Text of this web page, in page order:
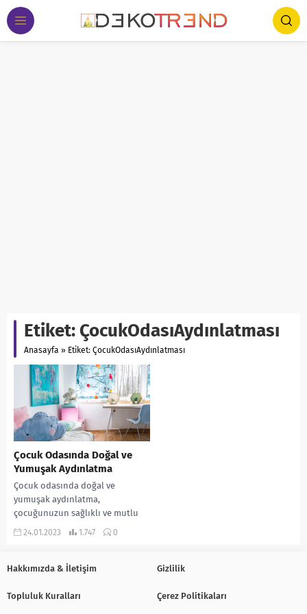
Etiket:ÇocukOdasıAydınlatması
Anasayfa » Etiket: ÇocukOdasıAydınlatması
Çocuk Odasında Doğal ve
Yumuşak Aydınlatma
Çocuk odasında doğal ve
yumuşak aydınlatma,
çocuğunuzun sağlıklı ve mutlu
büyümesi için önemlidir. Çocuk
24.01.2023 1.747 0
Hakkımızda & İletişim Gizlilik
Topluluk Kuralları Çerez Politikaları